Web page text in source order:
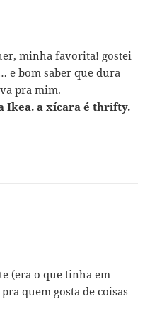
minha favorita! gostei
e bom saber que dura
pra mim.
Ikea. a xícara é thrifty.
(era o que tinha em
quem gosta de coisas